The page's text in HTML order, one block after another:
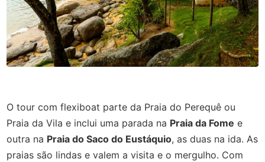
O tour com flexiboat parte da Praia do Perequê ou
Praia da Vila e inclui uma parada na Praia da Fome e
outra na Praia do Saco do Eustáquio, as duas na ida. As
praias são lindas e valem a visita e o mergulho. Com